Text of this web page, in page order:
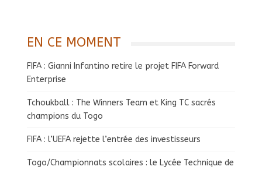
EN CE MOMENT
FIFA : Gianni Infantino retire le projet FIFA Forward
Enterprise
Tchoukball : The Winners Team et King TC sacrés
champions du Togo
FIFA : l’UEFA rejette l’entrée des investisseurs
Togo/Championnats scolaires : le Lycée Technique de